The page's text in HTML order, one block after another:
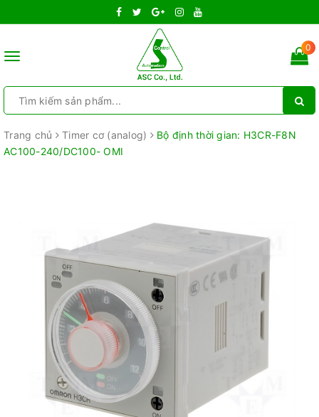
Toggle
0
Trang chủ Timer cơ (analog)
Bộ định thời gian: H3CR-F8N
AC100-240/DC100- OMI